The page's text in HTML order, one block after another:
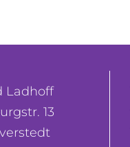
Ladhoff
13